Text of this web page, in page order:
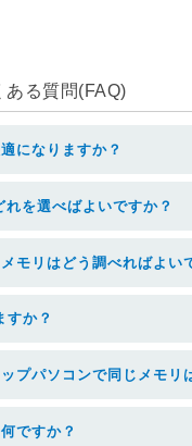
ある質問(FAQ)
になりますか？
を選べばよいですか？
モリはどう調べればよい
すか？
プパソコンで同じメモリ
ですか？